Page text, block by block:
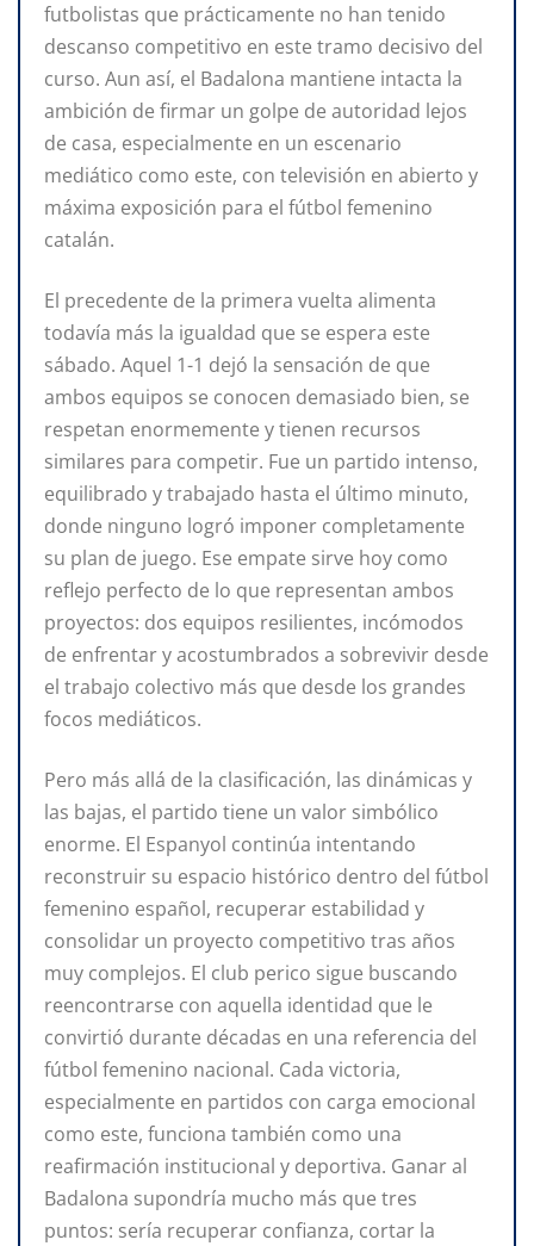
futbolistas que prácticamente no han tenido
descanso competitivo en este tramo decisivo del
curso. Aun así, el Badalona mantiene intacta la
ambición de firmar un golpe de autoridad lejos
de casa, especialmente en un escenario
mediático como este, con televisión en abierto y
máxima exposición para el fútbol femenino
catalán.
El precedente de la primera vuelta alimenta
todavía más la igualdad que se espera este
sábado. Aquel 1-1 dejó la sensación de que
ambos equipos se conocen demasiado bien, se
respetan enormemente y tienen recursos
similares para competir. Fue un partido intenso,
equilibrado y trabajado hasta el último minuto,
donde ninguno logró imponer completamente
su plan de juego. Ese empate sirve hoy como
reflejo perfecto de lo que representan ambos
proyectos: dos equipos resilientes, incómodos
de enfrentar y acostumbrados a sobrevivir desde
el trabajo colectivo más que desde los grandes
focos mediáticos.
Pero más allá de la clasificación, las dinámicas y
las bajas, el partido tiene un valor simbólico
enorme. El Espanyol continúa intentando
reconstruir su espacio histórico dentro del fútbol
femenino español, recuperar estabilidad y
consolidar un proyecto competitivo tras años
muy complejos. El club perico sigue buscando
reencontrarse con aquella identidad que le
convirtió durante décadas en una referencia del
fútbol femenino nacional. Cada victoria,
especialmente en partidos con carga emocional
como este, funciona también como una
reafirmación institucional y deportiva. Ganar al
Badalona supondría mucho más que tres
puntos: sería recuperar confianza, cortar la